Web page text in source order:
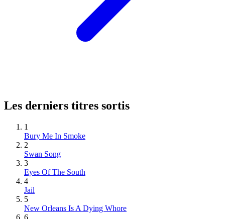
Les derniers titres sortis
1
Bury Me In Smoke
2
Swan Song
3
Eyes Of The South
4
Jail
5
New Orleans Is A Dying Whore
6